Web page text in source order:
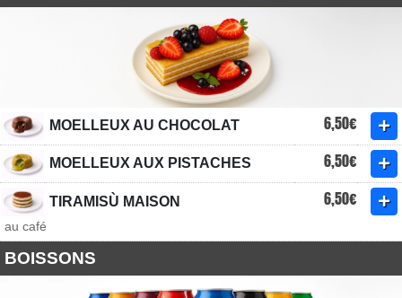
MOELLEUX AU CHOCOLAT 6,50€
MOELLEUX AUX PISTACHES 6,50€
TIRAMISÙ MAISON 6,50€
au café
BOISSONS